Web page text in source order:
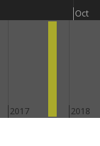
Oct
2017 2018